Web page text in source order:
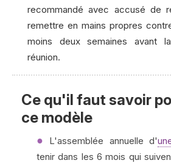
recommandé avec accusé de
remettre en mains propres
moins deux semaines avant
réunion.
Ce qu'il faut savoir
ce modèle
L'assemblée annuelle d'
tenir dans les 6 mois qui